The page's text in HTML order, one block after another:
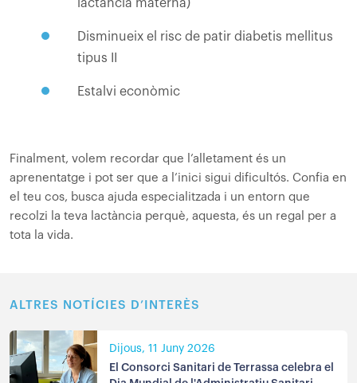
lactància materna)
Disminueix el risc de patir diabetis mellitus
tipus II
Estalvi econòmic
Finalment, volem recordar que l’alletament és un
aprenentatge i pot ser que a l’inici sigui dificultós. Confia en
el teu cos, busca ajuda especialitzada i un entorn que
recolzi la teva lactància perquè, aquesta, és un regal per a
tota la vida.
ALTRES NOTÍCIES D’INTERÈS
Dijous, 11 Juny 2026
El Consorci Sanitari de Terrassa celebra el